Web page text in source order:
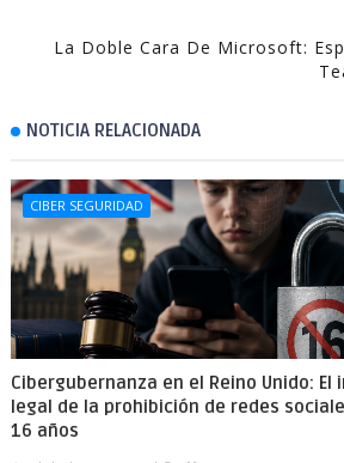
La Doble Cara De Microsoft:
NOTICIA RELACIONADA
CIBER SEGURIDAD
Cibergubernanza en el Reino Unido:
legal de la prohibición de redes
16 años